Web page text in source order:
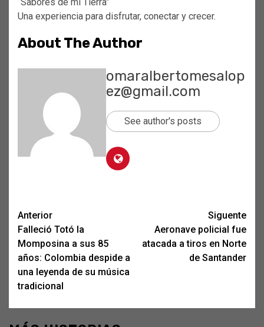
Una experiencia para disfrutar, conectar y crecer.
About The Author
omaralbertomesalop
ez@gmail.com
See author's posts
Post
navigation
Anterior
Falleció Totó la
Momposina a sus 85
años: Colombia despide a
una leyenda de su música
tradicional
Siguente
Aeronave policial fue
atacada a tiros en Norte
de Santander